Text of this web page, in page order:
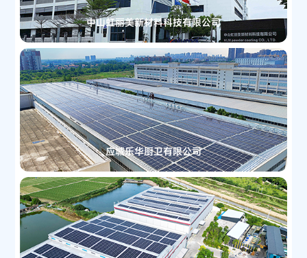
中山虹丽美新材料科技有限公司
应城乐华厨卫有限公司